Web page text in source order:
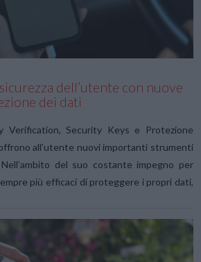
dell’utente con nuove
dei dati
Verification, Security Keys e Protezione
all’utente nuovi importanti strumenti
del suo costante impegno per
più efficaci di proteggere i propri dati,